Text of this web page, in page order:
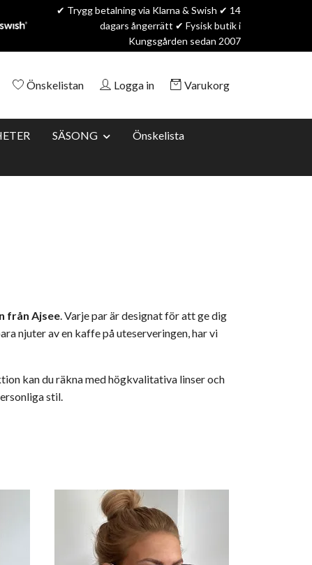
✔ Trygg betalning via Klarna & Swish ✔ 14
dagars ångerrätt ✔ Fysisk butik i
Kungsgården sedan 2007
Önskelistan Logga in Varukorg
SÄSONG
Önskelista
från Ajsee . Varje par är designat för att ge dig
njuter av en kaffe på uteserveringen, har vi
kan du räkna med högkvalitativa linser och
stil.